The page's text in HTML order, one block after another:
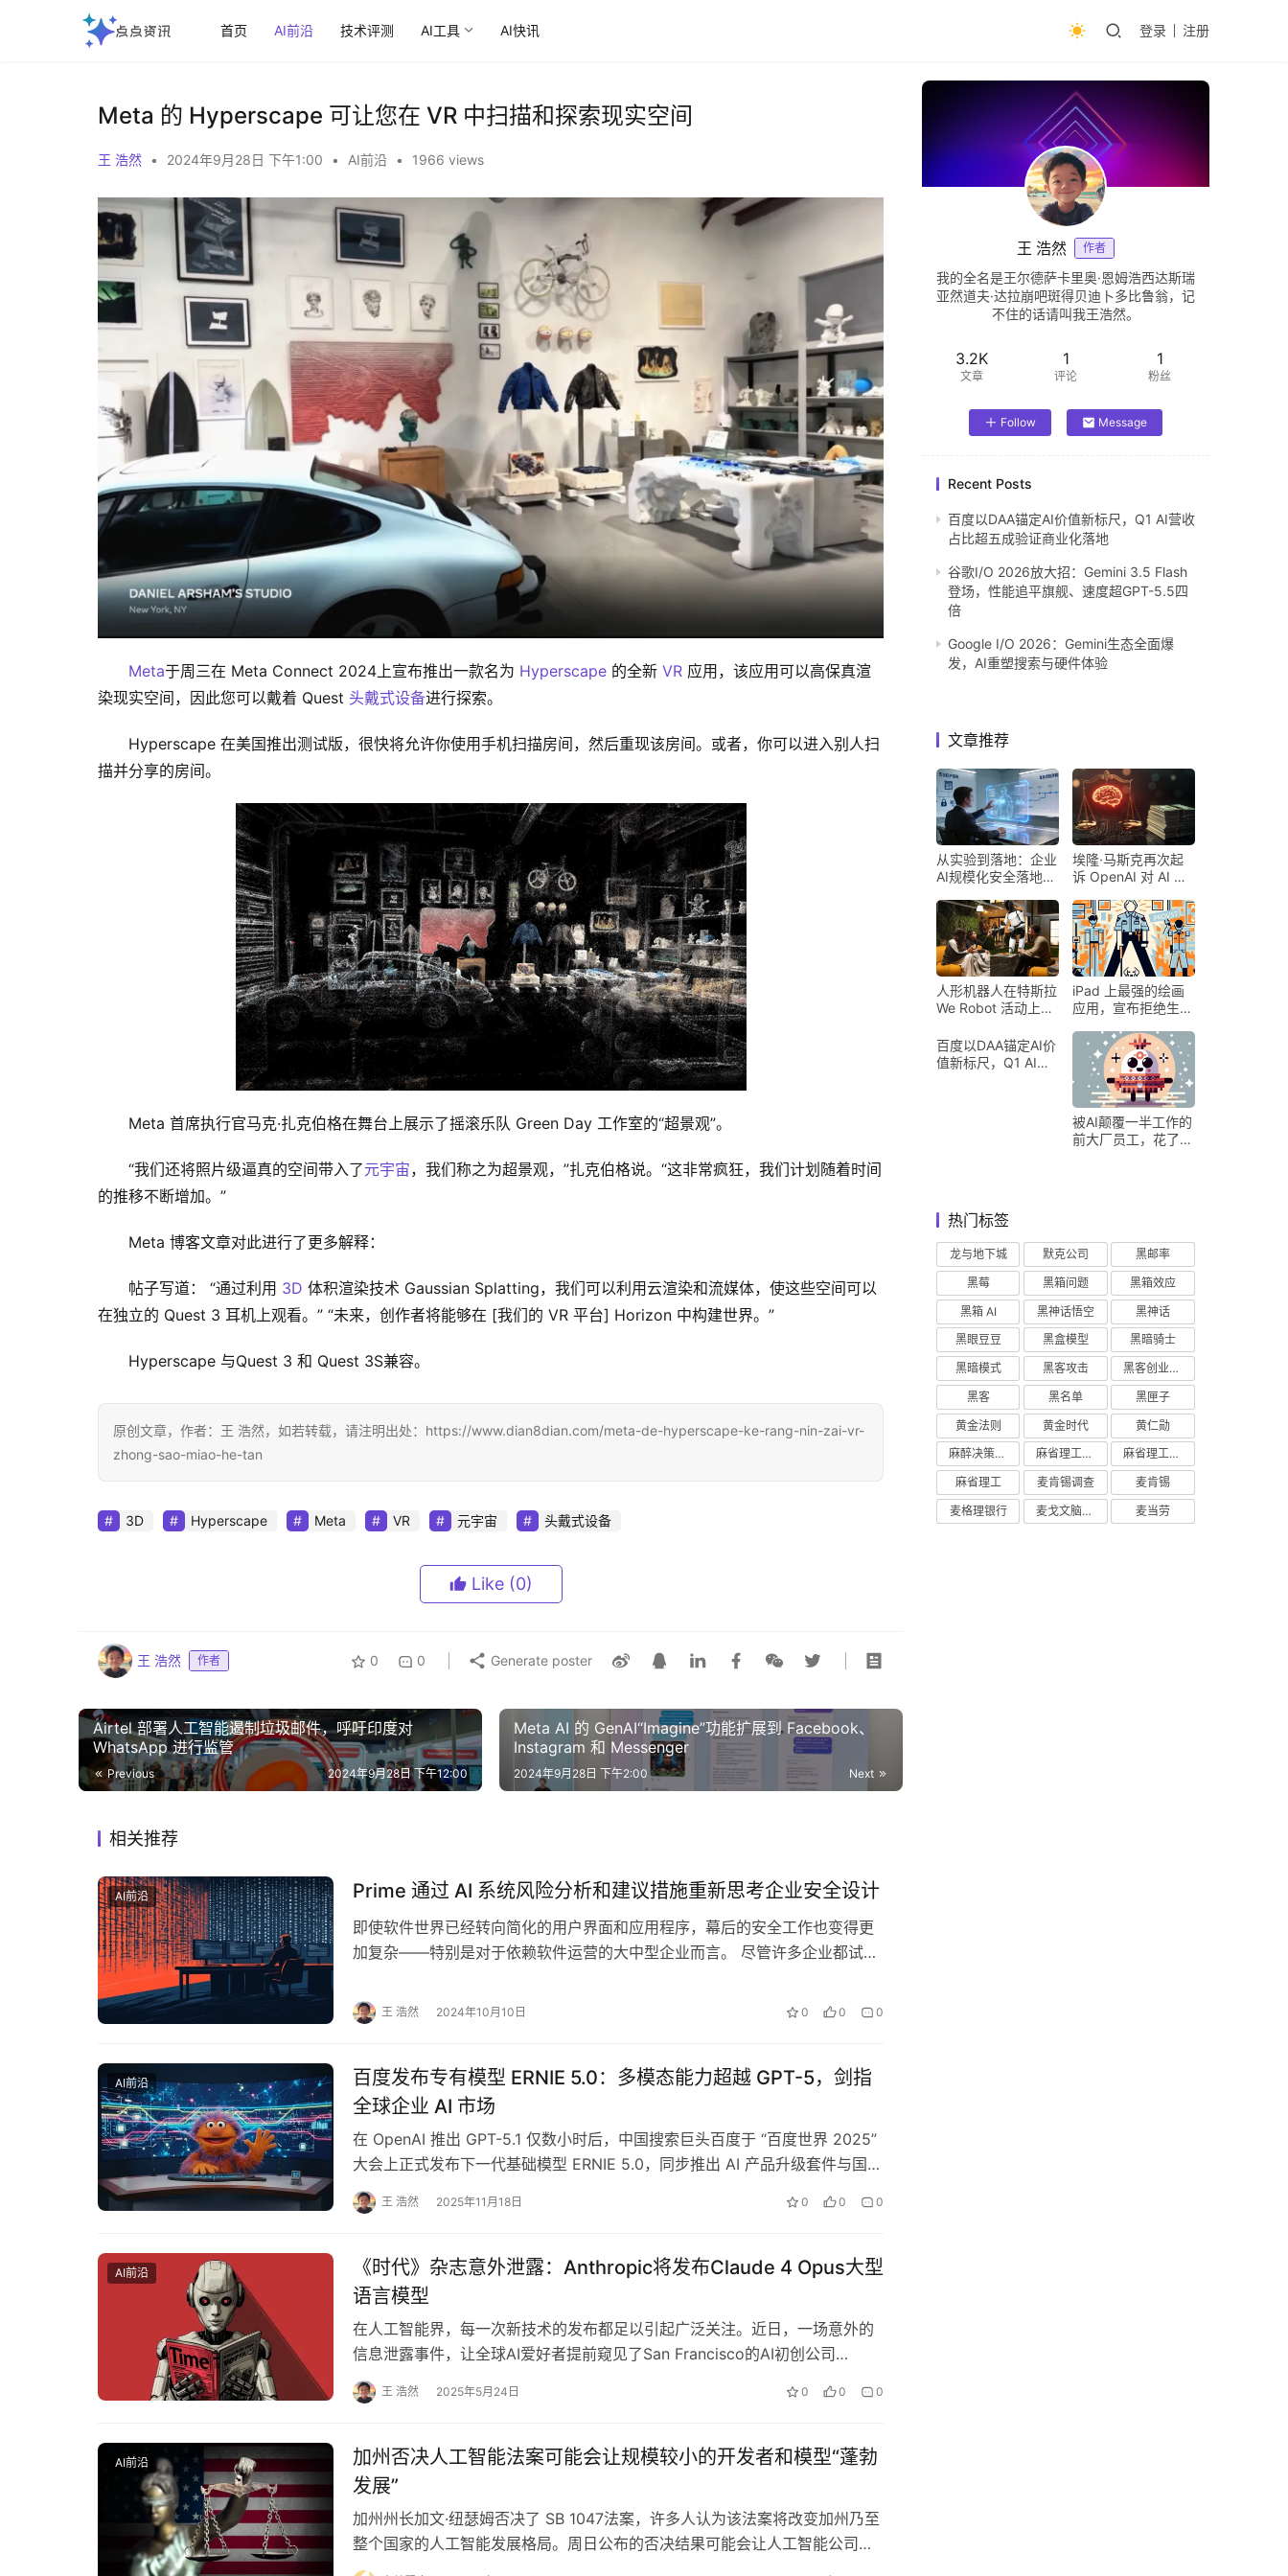
首页 AI前沿 技术评测 AI工具 AI快讯 登录 注册
Meta 的 Hyperscape 可让您在 VR 中扫描和探索现实空间
王 浩然 • 2024年9月28日 下午1:00 • AI前沿 • 1966 views
Meta于周三在 Meta Connect 2024上宣布推出一款名为 Hyperscape 的全新 VR 应用，该应用可以高保真渲
染现实空间，因此您可以戴着 Quest 头戴式设备进行探索。
Hyperscape 在美国推出测试版，很快将允许你使用手机扫描房间，然后重现该房间。或者，你可以进入别人扫
描并分享的房间。
Meta 首席执行官马克·扎克伯格在舞台上展示了​​摇滚乐队 Green Day 工作室的“超景观”。
“我们还将照片级逼真的空间带入了元宇宙，我们称之为超景观，”扎克伯格说。“这非常疯狂，我们计划随着时间
的推移不断增加。”
Meta 博客文章对此进行了更多解释：
帖子写道： “通过利用 3D 体积渲染技术 Gaussian Splatting，我们可以利用云渲染和流媒体，使这些空间可以
在独立的 Quest 3 耳机上观看。” “未来，创作者将能够在 [我们的 VR 平台] Horizo​​n 中构建世界。”
Hyperscape 与Quest 3 和 Quest 3S兼容。
原创文章，作者：王 浩然，如若转载，请注明出处：https://www.dian8dian.com/meta-de-hyperscape-ke-rang-nin-zai-vr-
zhong-sao-miao-he-tan
3D Hyperscape Meta VR 元宇宙 头戴式设备
Like (0)
王 浩然 作者 0 0 Generate poster
Airtel 部署人工智能遏制垃圾邮件，呼吁印度对
WhatsApp 进行监管
Previous 2024年9月28日 下午12:00
Meta AI 的 GenAI“Imagine”功能扩展到 Facebook、
Instagram 和 Messenger
Next
2024年9月28日 下午2:00
相关推荐
AI前沿 Prime 通过 AI 系统风险分析和建议措施重新思考企业安全设计
即使软件世界已经转向简化的用户界面和应用程序，幕后的安全工作也变得更
加复杂——特别是对于依赖软件运营的大中型企业而言。 尽管许多企业都试图
王 浩然 2024年10月10日 0 0 0
AI前沿
百度发布专有模型 ERNIE 5.0：多模态能力超越 GPT-5，剑指
全球企业 AI 市场
在 OpenAI 推出 GPT-5.1 仅数小时后，中国搜索巨头百度于 “百度世界 2025”
大会上正式发布下一代基础模型 ERNIE 5.0，同步推出 AI 产品升级套件与国
际…
王 浩然 2025年11月18日 0 0 0
AI前沿
《时代》杂志意外泄露：Anthropic将发布Claude 4 Opus大型
语言模型‌
在人工智能界，每一次新技术的发布都足以引起广泛关注。近日，一场意外的
信息泄露事件，让全球AI爱好者提前窥见了San Francisco的AI初创公司
Anthropic即将带来的震撼…
王 浩然 2025年5月24日 0 0 0
AI前沿
加州否决人工智能法案可能会让规模较小的开发者和模型“蓬勃
发展”
加州州长加文·纽瑟姆否决了 SB 1047法案，许多人认为该法案将改变加州乃至
整个国家的人工智能发展格局。周日公布的否决结果可能会让人工智能公司有
机会证明他们能够主动保护用户免受人…
王 浩然 作者
我的全名是王尔德萨卡里奥·恩姆浩西达斯瑞
亚然道夫·达拉崩吧斑得贝迪卜多比鲁翁，记
不住的话请叫我王浩然。
3.2K
文章
1
评论
1
粉丝
Follow Message
Recent Posts
百度以DAA锚定AI价值新标尺，Q1 AI营收
占比超五成验证商业化落地
谷歌I/O 2026放大招：Gemini 3.5 Flash
登场，性能追平旗舰、速度超GPT-5.5四
倍
Google I/O 2026：Gemini生态全面爆
发，AI重塑搜索与硬件体验
文章推荐
从实验到落地：企业
AI规模化安全落地的
埃隆·马斯克再次起
诉 OpenAI 对 AI 行
人形机器人在特斯拉
We Robot 活动上为
iPad 上最强的绘画
应用，宣布拒绝生成
百度以DAA锚定AI价
值新标尺，Q1 AI营
被AI颠覆一半工作的
前大厂员工，花了8
热门标签
龙与地下城 默克公司
黑邮率
黑莓
黑箱问题
黑箱效应
黑箱 AI
黑神话悟空
黑神话
黑眼豆豆
黑盒模型
黑暗骑士
黑暗模式
黑客攻击
黑客创业主义
黑客
黑名单
黑匣子
黄金法则
黄金时代
黄仁勋
麻醉决策支持
麻省理工学院研究
麻省理工学院
麻省理工
麦肯锡调查
麦肯锡
麦格理银行
麦戈文脑研究所 麦当劳